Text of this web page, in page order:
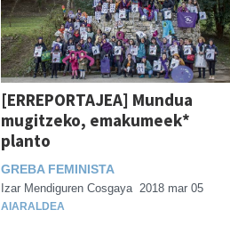
[ERREPORTAJEA] Mundua
mugitzeko, emakumeek*
planto
GREBA FEMINISTA
Izar Mendiguren Cosgaya 2018 mar 05
AIARALDEA